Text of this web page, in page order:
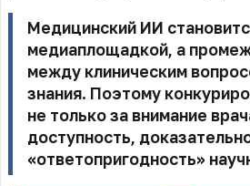
Медицинский ИИ
медиаплощадкой, а
между клиническим
знания. Поэтому
не только за внимание
доступность,
«ответопригодность»